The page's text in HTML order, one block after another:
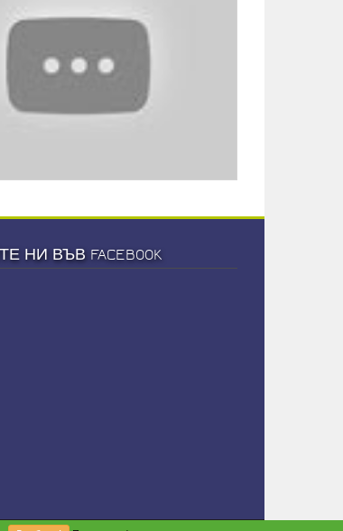
НИ ВЪВ FACEBOOK